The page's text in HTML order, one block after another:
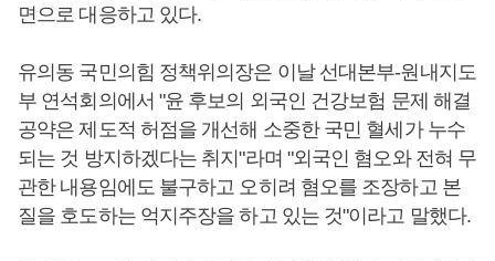
면으로 대응하고 있다.
유의동 국민의힘 정책위의장은 이날 선대본부-원내지도
부 연석회의에서 "윤 후보의 외국인 건강보험 문제 해결
공약은 제도적 허점을 개선해 소중한 국민 혈세가 누수
되는 것 방지하겠다는 취지"라며 "외국인 혐오와 전혀 무
관한 내용임에도 불구하고 오히려 혐오를 조장하고 본
질을 호도하는 억지주장을 하고 있는 것"이라고 말했다.